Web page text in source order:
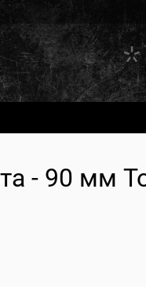
- 90 мм